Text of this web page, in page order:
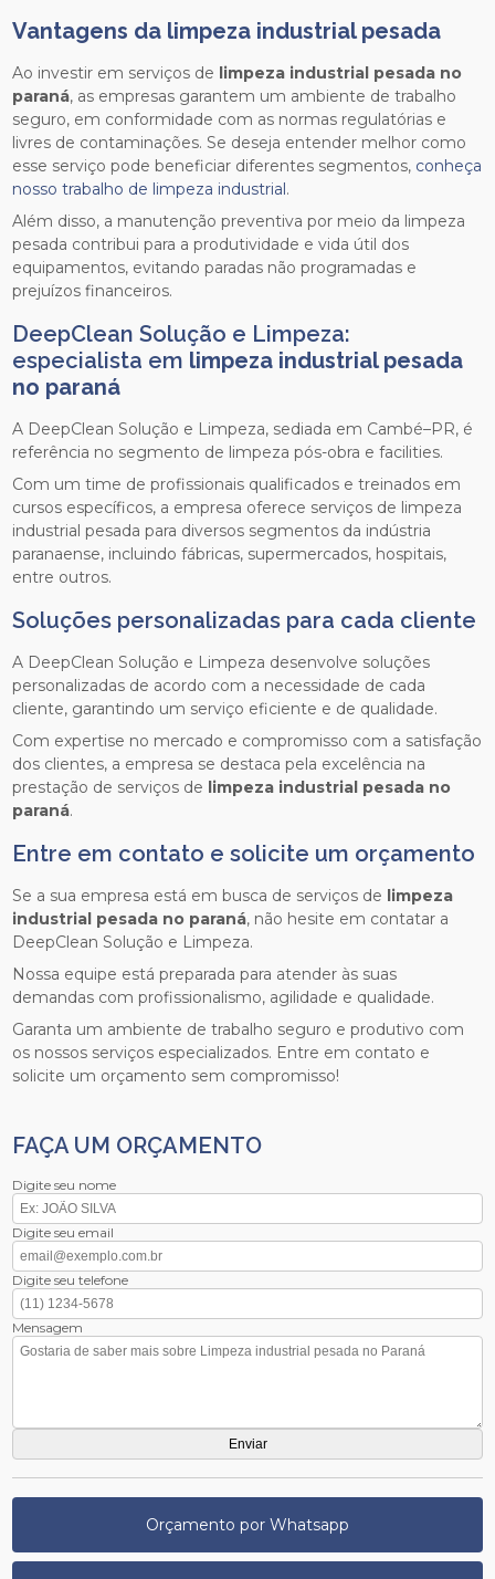
Vantagens da limpeza industrial pesada
Ao investir em serviços de limpeza industrial pesada no
paraná, as empresas garantem um ambiente de trabalho
seguro, em conformidade com as normas regulatórias e
livres de contaminações. Se deseja entender melhor como
esse serviço pode beneficiar diferentes segmentos, conheça
nosso trabalho de limpeza industrial.
Além disso, a manutenção preventiva por meio da limpeza
pesada contribui para a produtividade e vida útil dos
equipamentos, evitando paradas não programadas e
prejuízos financeiros.
DeepClean Solução e Limpeza:
especialista em limpeza industrial pesada
no paraná
A DeepClean Solução e Limpeza, sediada em Cambé–PR, é
referência no segmento de limpeza pós-obra e facilities.
Com um time de profissionais qualificados e treinados em
cursos específicos, a empresa oferece serviços de limpeza
industrial pesada para diversos segmentos da indústria
paranaense, incluindo fábricas, supermercados, hospitais,
entre outros.
Soluções personalizadas para cada cliente
A DeepClean Solução e Limpeza desenvolve soluções
personalizadas de acordo com a necessidade de cada
cliente, garantindo um serviço eficiente e de qualidade.
Com expertise no mercado e compromisso com a satisfação
dos clientes, a empresa se destaca pela excelência na
prestação de serviços de limpeza industrial pesada no
paraná.
Entre em contato e solicite um orçamento
Se a sua empresa está em busca de serviços de limpeza
industrial pesada no paraná, não hesite em contatar a
DeepClean Solução e Limpeza.
Nossa equipe está preparada para atender às suas
demandas com profissionalismo, agilidade e qualidade.
Garanta um ambiente de trabalho seguro e produtivo com
os nossos serviços especializados. Entre em contato e
solicite um orçamento sem compromisso!
FAÇA UM ORÇAMENTO
Digite seu nome
Digite seu email
Digite seu telefone
Mensagem
Orçamento por Whatsapp